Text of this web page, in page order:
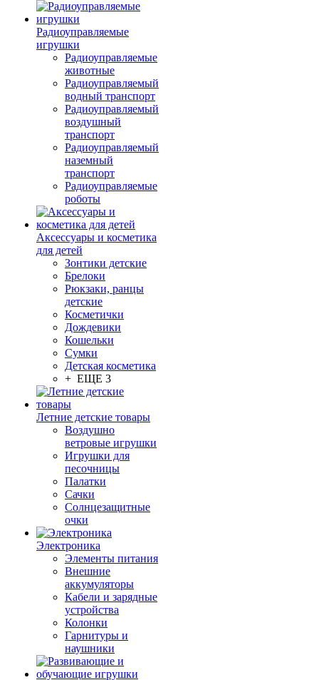
Радиоуправляемые
игрушки
Радиоуправляемые
животные
Радиоуправляемый
водный транспорт
Радиоуправляемый
воздушный
транспорт
Радиоуправляемый
наземный
транспорт
Радиоуправляемые
роботы
Аксессуары и косметика
для детей
Зонтики детские
Брелоки
Рюкзаки, ранцы
детские
Косметички
Дождевики
Кошельки
Сумки
Детская косметика
+ ЕЩЕ 3
Летние детские товары
Воздушно
ветровые игрушки
Игрушки для
песочницы
Палатки
Сачки
Солнцезащитные
очки
Электроника
Элементы питания
Внешние
аккумуляторы
Кабели и зарядные
устройства
Колонки
Гарнитуры и
наушники